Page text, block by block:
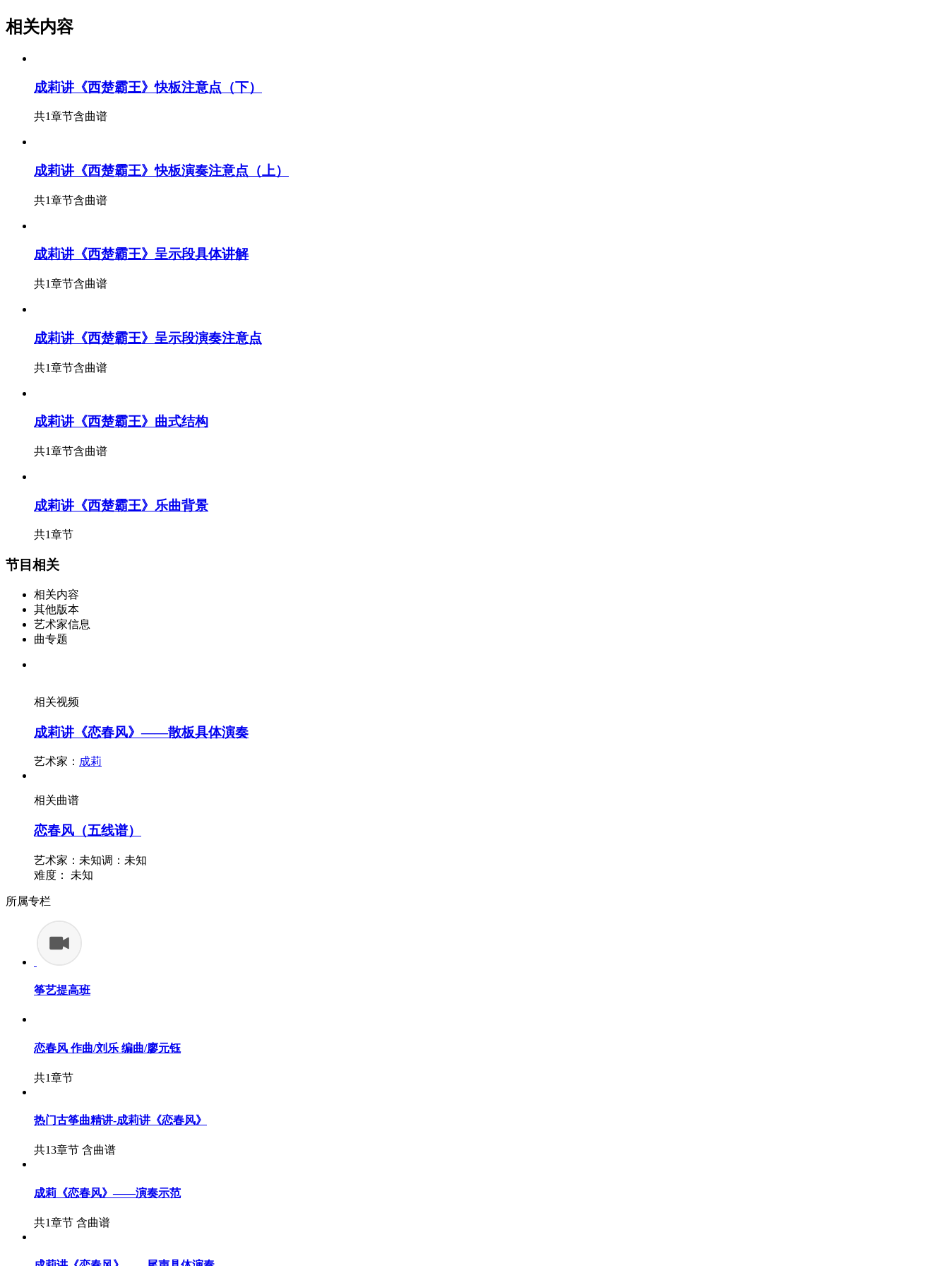
相关内容
成莉讲《西楚霸王》快板注意点（下）
共1章节含曲谱
成莉讲《西楚霸王》快板演奏注意点（上）
共1章节含曲谱
成莉讲《西楚霸王》呈示段具体讲解
共1章节含曲谱
成莉讲《西楚霸王》呈示段演奏注意点
共1章节含曲谱
成莉讲《西楚霸王》曲式结构
共1章节含曲谱
成莉讲《西楚霸王》乐曲背景
共1章节
节目相关
相关内容
其他版本
艺术家信息
曲专题
相关视频
成莉讲《恋春风》——散板具体演奏
艺术家： 成莉
相关曲谱
恋春风（五线谱）
艺术家：未知调：未知
难度：
未知
所属专栏
筝艺提高班
恋春风 作曲/刘乐 编曲/廖元钰
共1章节
热门古筝曲精讲-成莉讲《恋春风》
共13章节 含曲谱
成莉《恋春风》——演奏示范
共1章节 含曲谱